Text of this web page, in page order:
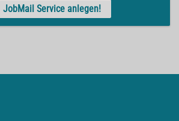
JobMail Service anlegen!